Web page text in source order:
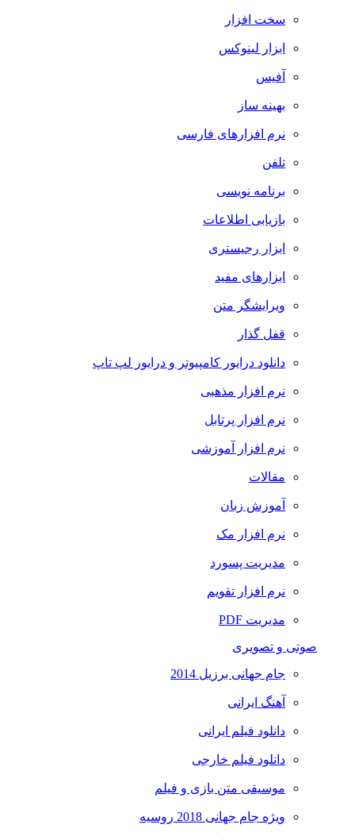
سخت افزار
ابزار لینوکس
آفیس
بهینه ساز
نرم افزارهای فارسی
تلفن
برنامه نویسی
بازیابی اطلاعات
ابزار رجیستری
ابزارهای مفید
ویرایشگر متن
قفل گذار
دانلود درایور کامپیوتر و درایور لپ تاپ
نرم افزار مذهبی
نرم افزار پرتابل
نرم افزار آموزشی
مقالات
آموزش زبان
نرم افزار مک
مدیریت پسورد
نرم افزار تقویم
مدیریت PDF
صوتی و تصویری
جام جهانی برزیل 2014
آهنگ ایرانی
دانلود فیلم ایرانی
دانلود فیلم خارجی
موسیقی متن بازی و فیلم
ویژه جام جهانی 2018 روسیه